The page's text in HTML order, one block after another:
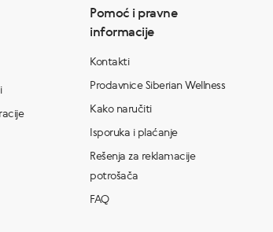
Pomoć i pravne
informacije
Kontakti
Prodavnice Siberian Wellness
Kako naručiti
Isporuka i plaćanje
Rešenja za reklamacije
potrošača
FAQ